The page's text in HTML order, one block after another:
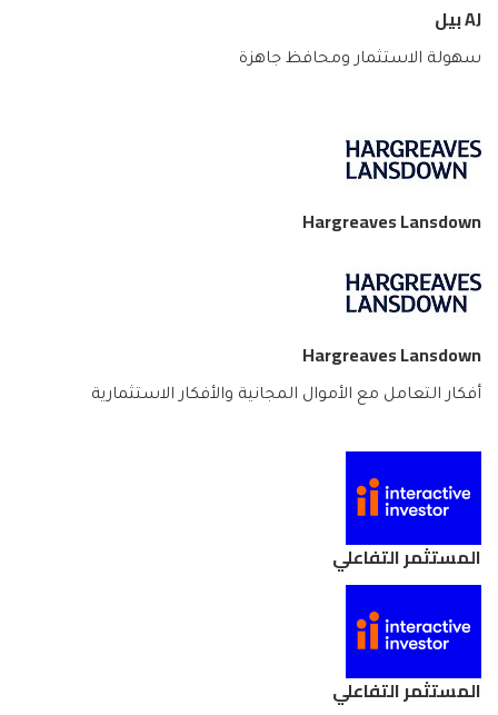
AJ بيل
سهولة الاستثمار ومحافظ جاهزة
Hargreaves Lansdown
Hargreaves Lansdown
أفكار التعامل مع الأموال المجانية والأفكار الاستثمارية
المستثمر التفاعلي
المستثمر التفاعلي